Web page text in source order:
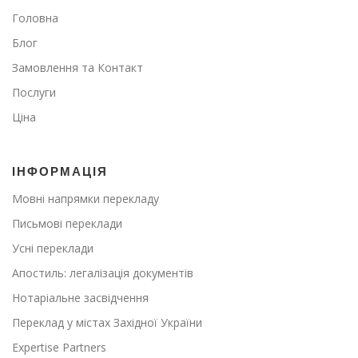
Головна
Блог
Замовлення та Контакт
Послуги
Ціна
ІНФОРМАЦІЯ
Мовні напрямки перекладу
Письмові переклади
Усні переклади
Апостиль: легалізація документів
Нотаріальне засвідчення
Переклад у містах Західної України
Expertise Partners